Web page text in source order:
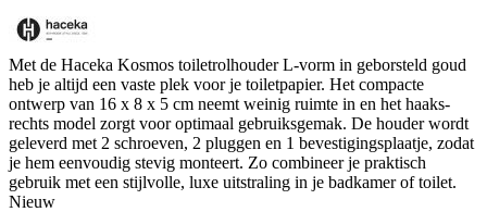
Met de Haceka Kosmos toiletrolhouder L-vorm in geborsteld goud
heb je altijd een vaste plek voor je toiletpapier. Het compacte
ontwerp van 16 x 8 x 5 cm neemt weinig ruimte in en het haaks-
rechts model zorgt voor optimaal gebruiksgemak. De houder wordt
geleverd met 2 schroeven, 2 pluggen en 1 bevestigingsplaatje, zodat
je hem eenvoudig stevig monteert. Zo combineer je praktisch
gebruik met een stijlvolle, luxe uitstraling in je badkamer of toilet.
Nieuw